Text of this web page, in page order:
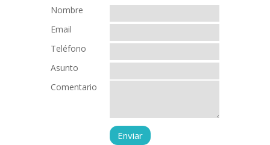
Nombre
Email
Teléfono
Asunto
Comentario